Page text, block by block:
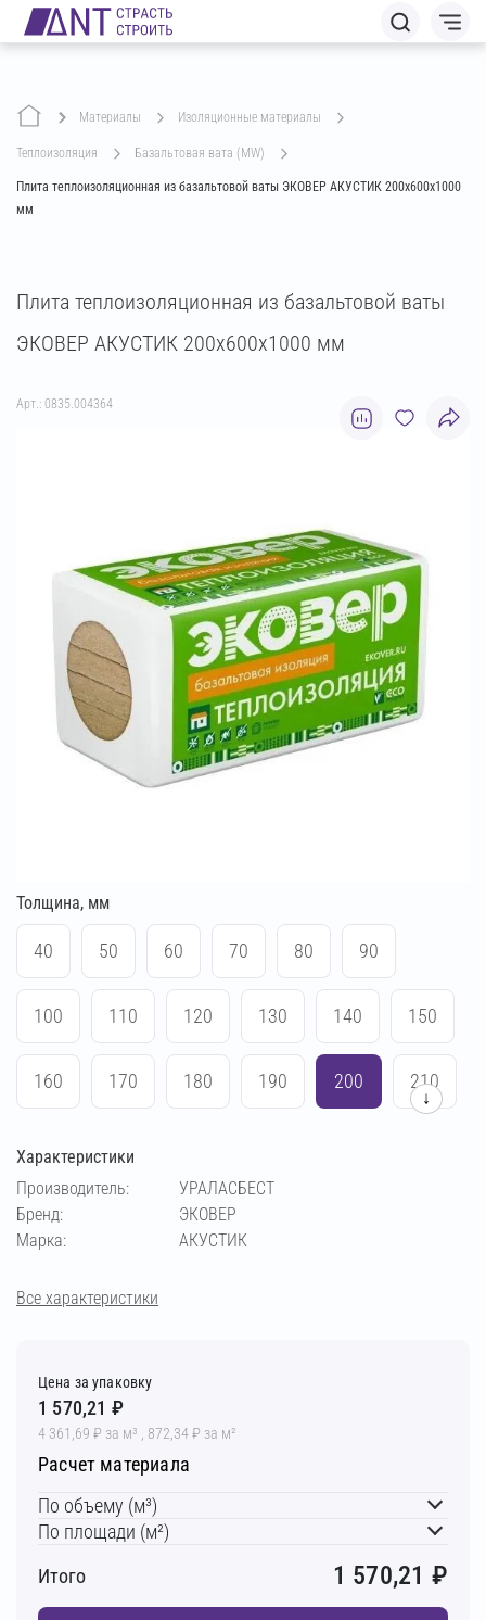
Материалы изоляционные материалы
теплоизоляция базальтовая вата (MW)
Плита теплоизоляционная из базальтовой ваты ЭКОВЕР АКУСТИК 200х600х1000
мм
Плита теплоизоляционная из базальтовой ваты
ЭКОВЕР АКУСТИК 200х600х1000 мм
Арт.: 0835.004364
Толщина, мм
40 50 60 70 80 90
100 110 120 130 140 150
160 170 180 190 200 210
↓
Характеристики
Производитель:
УРАЛАСБЕСТ
Бренд:
ЭКОВЕР
Марка:
АКУСТИК
Все характеристики
Цена за упаковку
1 570,21 ₽
4 361,69 ₽ за м³ , 872,34 ₽ за м²
Расчет материала
По объему (м³)
По площади (м²)
Итого
1 570,21 ₽